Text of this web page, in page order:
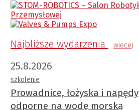
Najbliższe wydarzenia wiecej
25.8.2026
szkolenie
Prowadnice, łożyska i napędy
odporne na wodę morską